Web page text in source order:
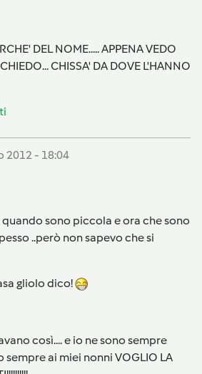
DEL NOME..... APPENA VEDO
CHISSA' DA DOVE L'HANNO
2012 - 18:04
sono piccola e ora che sono
..però non sapevo che si
gliolo dico!
così.... e io ne sono sempre
ai miei nonni VOGLIO LA